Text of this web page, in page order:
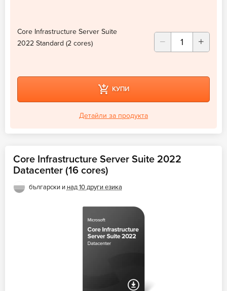
Core Infrastructure Server Suite
2022 Standard (2 cores)
КУПИ
Детайли за продукта
Core Infrastructure Server Suite 2022
Datacenter (16 cores)
български и над 10 други езика